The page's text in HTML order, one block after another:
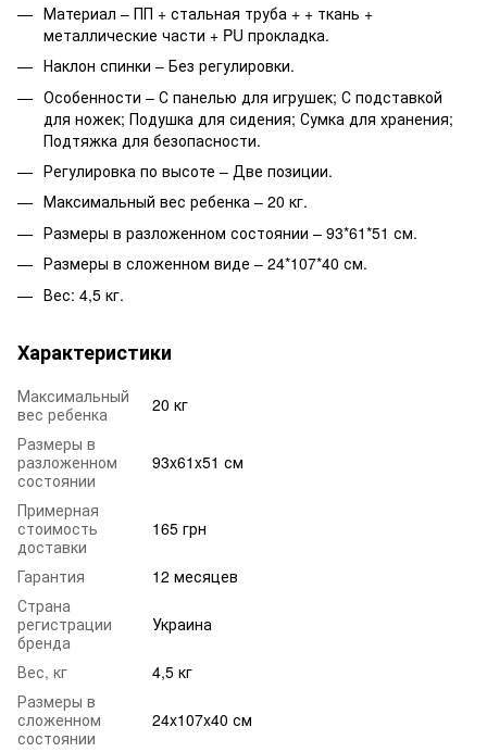
Материал – ПП + стальная труба + + ткань +
металлические части + PU прокладка.
Наклон спинки – Без регулировки.
Особенности – С панелью для игрушек; С подставкой
для ножек; Подушка для сидения; Сумка для хранения;
Подтяжка для безопасности.
Регулировка по высоте – Две позиции.
Максимальный вес ребенка – 20 кг.
Размеры в разложенном состоянии – 93*61*51 см.
Размеры в сложенном виде – 24*107*40 см.
Вес: 4,5 кг.
Характеристики
Максимальный
вес ребенка
20 кг
Размеры в
разложенном
состоянии
93x61x51 см
Примерная
стоимость
доставки
165 грн
Гарантия
12 месяцев
Страна
регистрации
бренда
Украина
Вес, кг
4,5 кг
Размеры в
сложенном
состоянии
24x107x40 см